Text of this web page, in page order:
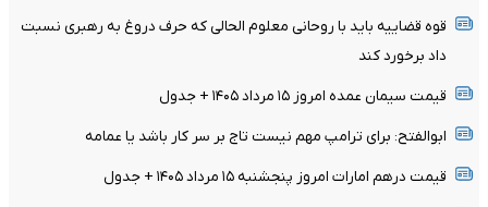
قوه قضاییه باید با روحانی معلوم الحالی که حرف دروغ به رهبری نسبت
داد برخورد کند
قیمت سیمان عمده امروز ۱۵ مرداد ۱۴۰۵ + جدول
ابوالفتح: برای ترامپ مهم نیست تاج بر سر کار باشد یا عمامه
قیمت درهم امارات امروز پنجشنبه ۱۵ مرداد ۱۴۰۵ + جدول